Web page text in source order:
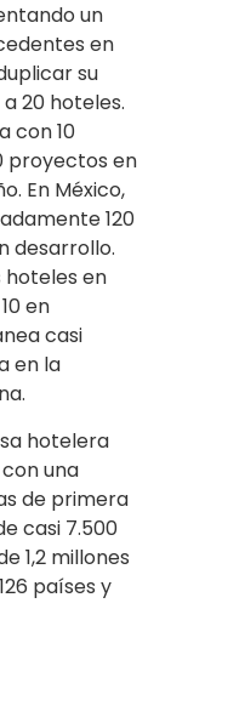
un
en
su
20 hoteles.
con 10
proyectos en
En México,
120
desarrollo.
hoteles en
en
casi
en la
hotelera
una
de primera
casi 7.500
1,2 millones
países y